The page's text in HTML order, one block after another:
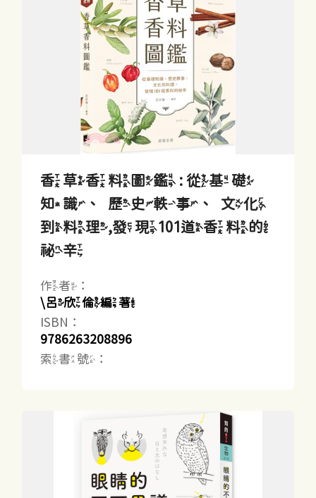
香草香料圖鑑 : 從基礎
知識、歷史軼事、文化
到料理,發現101道香料的
祕辛
作者：
\呂欣倫編著
ISBN：
9786263208896
索書號：